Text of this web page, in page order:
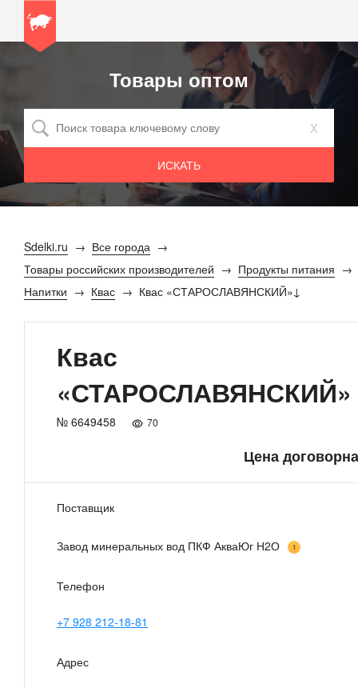
Товары оптом
x
Sdelki.ru
Все города
Товары российских производителей
Продукты питания
Напитки
Квас Квас «СТАРОСЛАВЯНСКИЙ»
Квас
«СТАРОСЛАВЯНСКИЙ»
№ 6649458 70
Цена
Поставщик
Завод минеральных вод ПКФ АкваЮг Н2О 1
Телефон
+7 928 212-18-81
Адрес